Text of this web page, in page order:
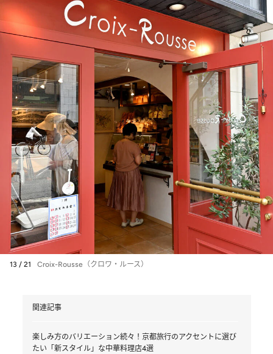
13 / 21 Croix-Rousse（クロワ・ルース）
関連記事
楽しみ方のバリエーション続々！京都旅行のアクセントに選び
たい「新スタイル」な中華料理店4選